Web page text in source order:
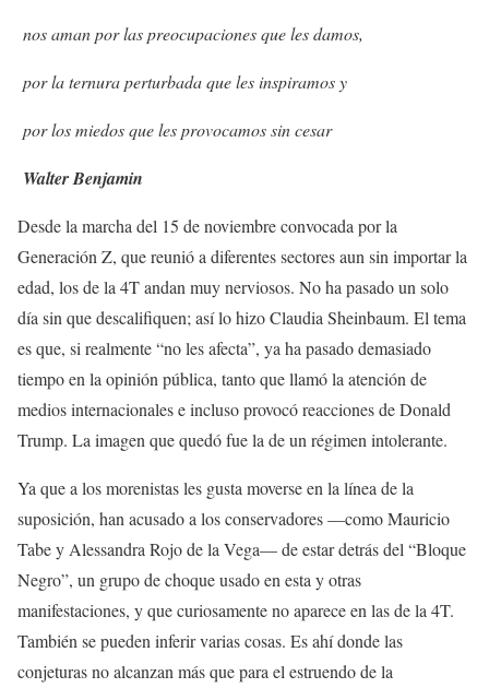
nos aman por las preocupaciones que les damos,
por la ternura perturbada que les inspiramos y
por los miedos que les provocamos sin cesar
Walter Benjamin
Desde la marcha del 15 de noviembre convocada por la
Generación Z, que reunió a diferentes sectores aun sin importar la
edad, los de la 4T andan muy nerviosos. No ha pasado un solo
día sin que descalifiquen; así lo hizo Claudia Sheinbaum. El tema
es que, si realmente “no les afecta”, ya ha pasado demasiado
tiempo en la opinión pública, tanto que llamó la atención de
medios internacionales e incluso provocó reacciones de Donald
Trump. La imagen que quedó fue la de un régimen intolerante.
Ya que a los morenistas les gusta moverse en la línea de la
suposición, han acusado a los conservadores —como Mauricio
Tabe y Alessandra Rojo de la Vega— de estar detrás del “Bloque
Negro”, un grupo de choque usado en esta y otras
manifestaciones, y que curiosamente no aparece en las de la 4T.
También se pueden inferir varias cosas. Es ahí donde las
conjeturas no alcanzan más que para el estruendo de la